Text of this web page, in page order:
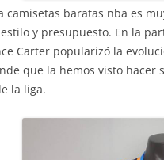
camisetas baratas nba es
estilo y presupuesto. En la
Carter popularizó la
que la hemos visto hacer
la liga.